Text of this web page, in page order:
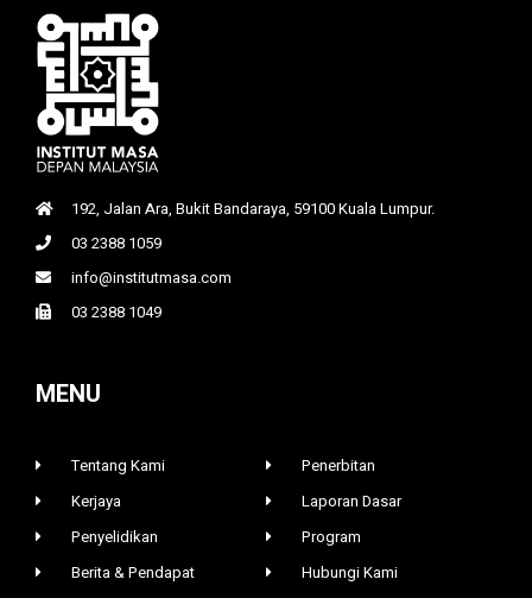
192, Jalan Ara, Bukit Bandaraya, 59100 Kuala Lumpur.
03 2388 1059
info@institutmasa.com
03 2388 1049
MENU
Tentang Kami
Kerjaya
Penyelidikan
Berita & Pendapat
Penerbitan
Laporan Dasar
Program
Hubungi Kami